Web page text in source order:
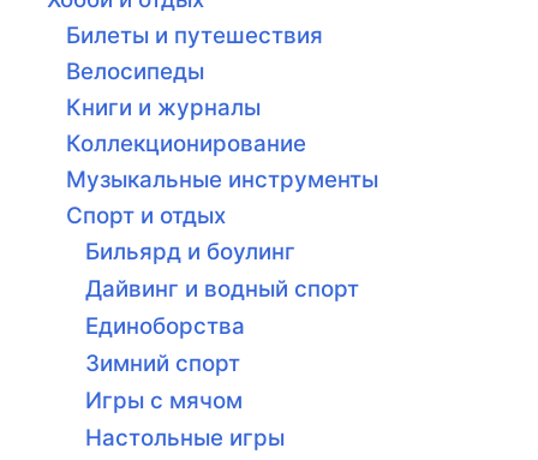
Билеты и путешествия
Велосипеды
Книги и журналы
Коллекционирование
Музыкальные инструменты
Спорт и отдых
Бильярд и боулинг
Дайвинг и водный спорт
Единоборства
Зимний спорт
Игры с мячом
Настольные игры